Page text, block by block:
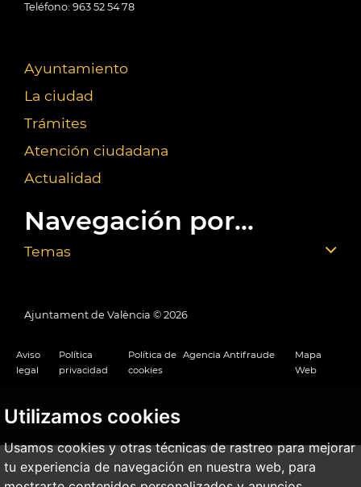
Utilizamos cookies
Usamos cookies y otras técnicas de rastreo para mejorar
tu experiencia de navegación en nuestra web, para
Teléfono: 963 52 54 78
Ayuntamiento
La ciudad
Trámites
Atención ciudadana
Actualidad
Navegación por...
Temas
Ajuntament de València © 2026
Aviso
legal
Política
privacidad
Política de
cookies
Agencia Antifraude
Mapa
Web